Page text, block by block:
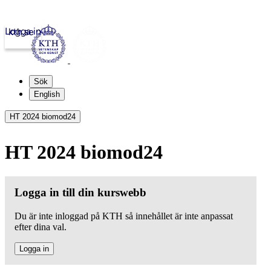
kth.se
Logga in
Sök
English
HT 2024 biomod24
HT 2024 biomod24
Logga in till din kurswebb
Du är inte inloggad på KTH så innehållet är inte anpassat
efter dina val.
Logga in